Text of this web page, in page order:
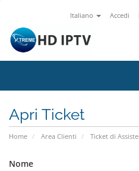
Italiano Accedi
Apri Ticket
Home Area Clienti Ticket di
Nome